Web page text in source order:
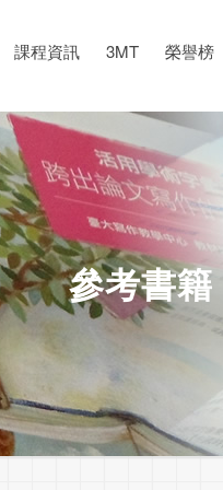
課程資訊 3MT 榮譽榜
參考書籍